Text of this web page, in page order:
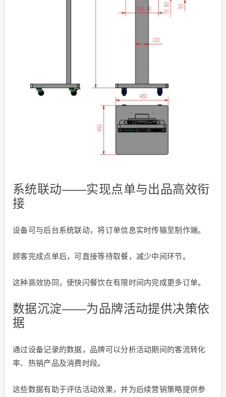
系统联动——实现点单与出品高效衔
接
设备可与后台系统联动，将订单信息实时传输至制作端。
顾客完成点单后，可直接等待取餐，减少中间环节。
这种高效协同，使快闪餐饮在有限时间内完成更多订单。
数据沉淀——为品牌活动提供决策依
据
通过设备记录的数据，品牌可以分析活动期间的客流转化
率、热销产品及消费时段。
这些数据有助于评估活动效果，并为后续营销策略提供参